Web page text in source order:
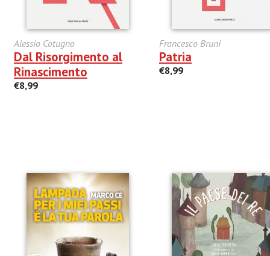
Alessio Cotugno
Dal Risorgimento al
Rinascimento
€8,99
Francesco Bruni
Patria
€8,99